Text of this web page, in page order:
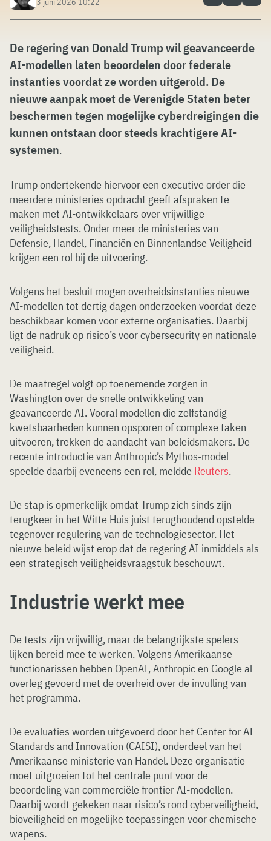
De regering van Donald Trump wil geavanceerde
AI-modellen laten beoordelen door federale
instanties voordat ze worden uitgerold. De
nieuwe aanpak moet de Verenigde Staten beter
beschermen tegen mogelijke cyberdreigingen die
kunnen ontstaan door steeds krachtigere AI-
systemen.
Trump ondertekende hiervoor een executive order die
meerdere ministeries opdracht geeft afspraken te
maken met AI-ontwikkelaars over vrijwillige
veiligheidstests. Onder meer de ministeries van
Defensie, Handel, Financiën en Binnenlandse Veiligheid
krijgen een rol bij de uitvoering.
Volgens het besluit mogen overheidsinstanties nieuwe
AI-modellen tot dertig dagen onderzoeken voordat deze
beschikbaar komen voor externe organisaties. Daarbij
ligt de nadruk op risico’s voor cybersecurity en nationale
veiligheid.
De maatregel volgt op toenemende zorgen in
Washington over de snelle ontwikkeling van
geavanceerde AI. Vooral modellen die zelfstandig
kwetsbaarheden kunnen opsporen of complexe taken
uitvoeren, trekken de aandacht van beleidsmakers. De
recente introductie van Anthropic’s Mythos-model
speelde daarbij eveneens een rol, meldde Reuters.
De stap is opmerkelijk omdat Trump zich sinds zijn
terugkeer in het Witte Huis juist terughoudend opstelde
tegenover regulering van de technologiesector. Het
nieuwe beleid wijst erop dat de regering AI inmiddels als
een strategisch veiligheidsvraagstuk beschouwt.
Industrie werkt mee
De tests zijn vrijwillig, maar de belangrijkste spelers
lijken bereid mee te werken. Volgens Amerikaanse
functionarissen hebben OpenAI, Anthropic en Google al
overleg gevoerd met de overheid over de invulling van
het programma.
De evaluaties worden uitgevoerd door het Center for AI
Standards and Innovation (CAISI), onderdeel van het
Amerikaanse ministerie van Handel. Deze organisatie
moet uitgroeien tot het centrale punt voor de
beoordeling van commerciële frontier AI-modellen.
Daarbij wordt gekeken naar risico’s rond cyberveiligheid,
bioveiligheid en mogelijke toepassingen voor chemische
wapens.